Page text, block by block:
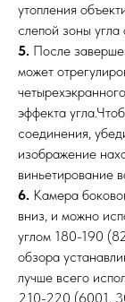
утопления
слепой зоны угла
5. После
может
эффекта
соединения,
изображение
виньетирование
6. Камера
вниз, и можно
углом 180-190
обзора
лучше всего
210-220 (6001,